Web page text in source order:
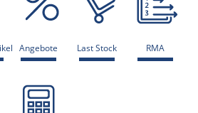
Angebote Last Stock RMA